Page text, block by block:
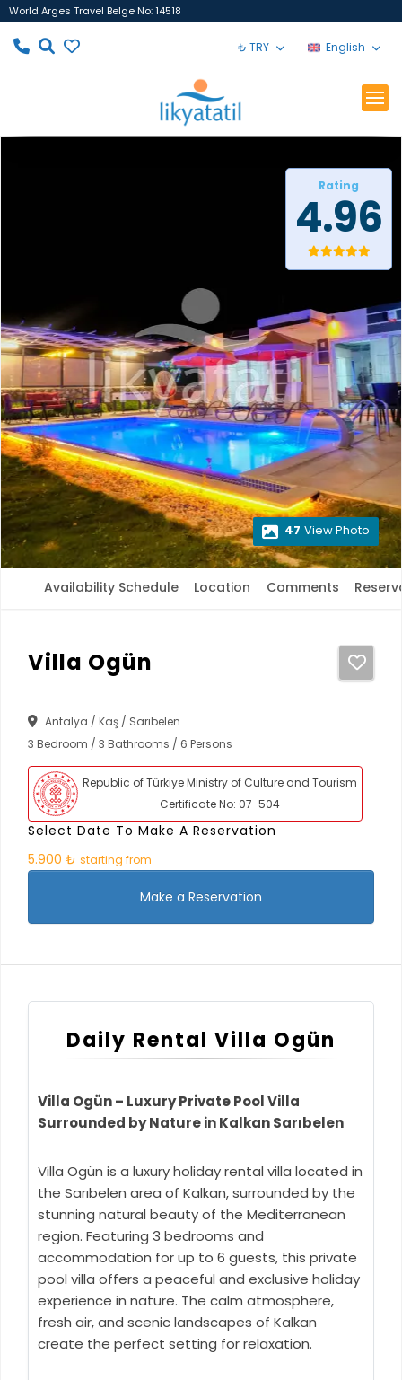
World Arges Travel Belge No: 14518
₺ TRY English
Rating
4.96
47 View Photo
Availability Schedule Location Comments
Villa Ogün
Antalya / Kaş / Sarıbelen
3 Bedroom / 3 Bathrooms / 6 Persons
Republic of Türkiye Ministry of Culture and Tourism
Certificate No: 07-504
Select Date To Make A Reservation
5.900 ₺ starting from
Make a Reservation
Daily Rental Villa Ogün
Villa Ogün – Luxury Private Pool Villa
Surrounded by Nature in Kalkan Sarıbelen
Villa Ogün is a luxury holiday rental villa located in
the Sarıbelen area of Kalkan, surrounded by the
stunning natural beauty of the Mediterranean
region. Featuring 3 bedrooms and
accommodation for up to 6 guests, this private
pool villa offers a peaceful and exclusive holiday
experience in nature. The calm atmosphere,
fresh air, and scenic landscapes of Kalkan
create the perfect setting for relaxation.